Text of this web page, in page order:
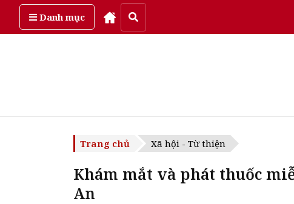
Danh mụcThứ bảy, ngày 8/08/2026
Trang chủ Xã hội - Từ thiện
Khám mắt và phát thuốc
An